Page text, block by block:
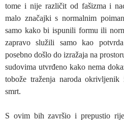
tome i nije različit od fašizma i
malo značajki s normalnim
samo kako bi ispunili formu ili
zapravo služili samo kao
posebno došlo do izražaja na
sudovima utvrđeno kako nema
tobože traženja naroda
smrt.
S ovim bih završio i prepustio